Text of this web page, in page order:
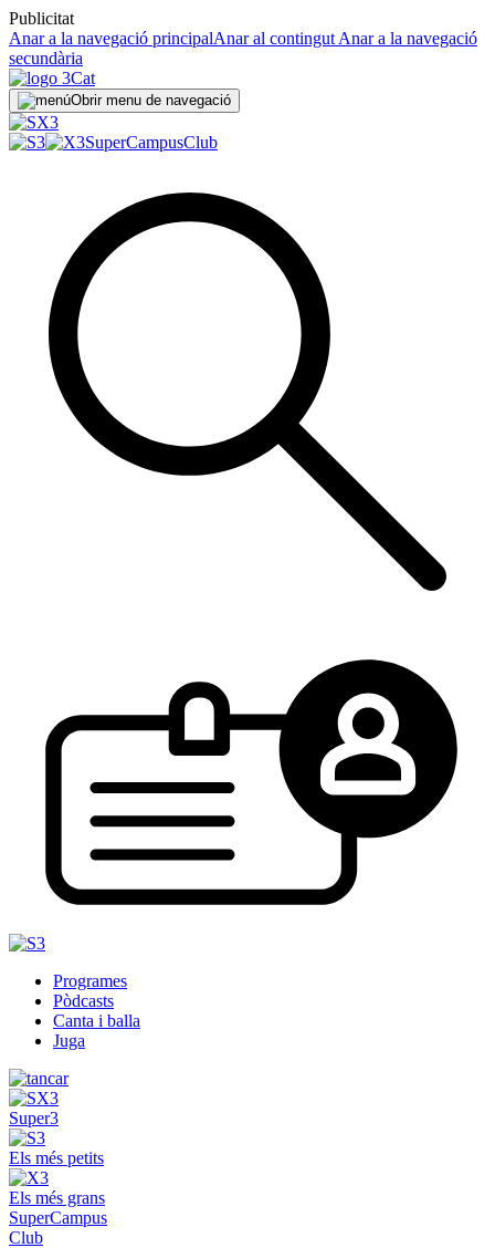
Publicitat
Anar a la navegació principalAnar al contingut Anar a la navegació
secundària
Obrir menu de navegació
SuperCampusClub
Programes
Pòdcasts
Canta i balla
Juga
Super3
Els més petits
Els més grans
SuperCampus
Club